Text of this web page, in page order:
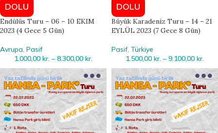
DOLU
Endülüs Turu – 06 – 10 EKIM
2023 (4 Gece 5 Gün)
Avrupa, Pasif
1.000,00 kr. – 8.300,00 kr.
DOLU
Büyük Karadeniz Turu – 14 – 21
EYLÜL 2023 (7 Gece 8 Gün)
Pasif, Türkiye
1.500,00 kr. – 9.100,00 kr.